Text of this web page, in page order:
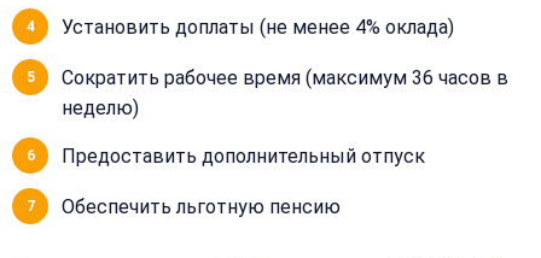
Установить доплаты (не менее 4% оклада)
Сократить рабочее время (максимум 36 часов в
неделю)
Предоставить дополнительный отпуск
Обеспечить льготную пенсию